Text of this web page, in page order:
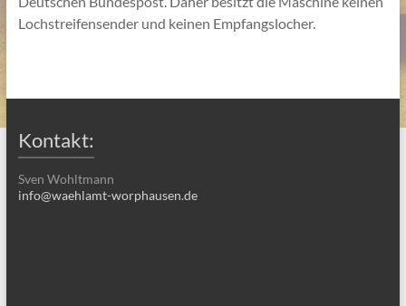
Lochstreifensender und keinen Empfangslocher.
Kontakt:
Sven Wohltmann
info@waehlamt-worphausen.de